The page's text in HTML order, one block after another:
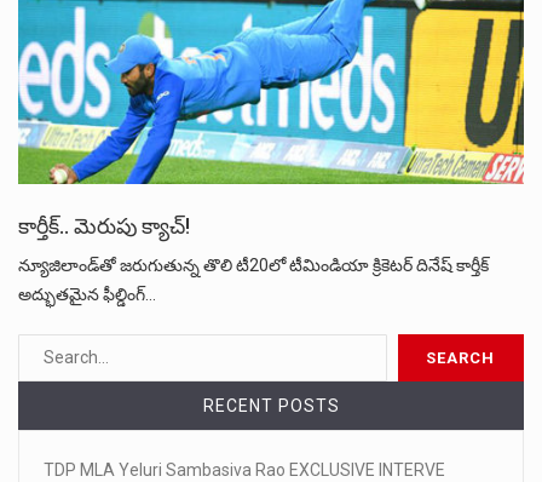
కార్తీక్.. మెరుపు క్యాచ్!
న్యూజిలాండ్‌తో జరుగుతున్న తొలి టీ20లో టీమిండియా క్రికెటర్‌ దినేష్‌ కార్తీక్‌
అద్భుతమైన ఫీల్డింగ్…
RECENT POSTS
TDP MLA Yeluri Sambasiva Rao EXCLUSIVE INTERVE